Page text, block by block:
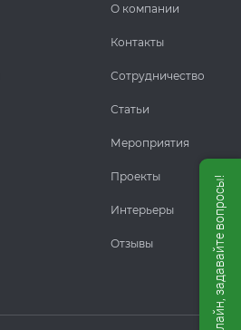
О компании
Контакты
Сотрудничество
Статьи
Мероприятия
Проекты
Интерьеры
Отзывы Мы онлайн, задавайте вопросы!